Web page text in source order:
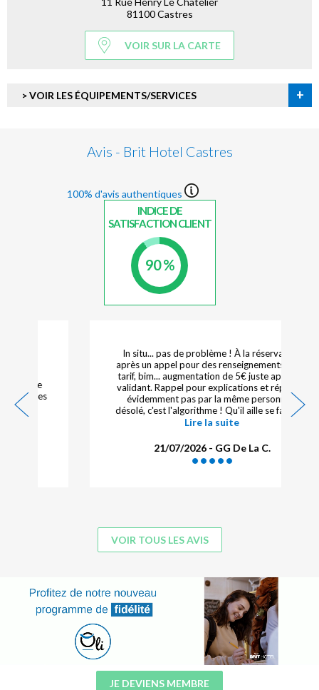
81100 Castres
VOIR SUR LA CARTE
> VOIR LES ÉQUIPEMENTS/SERVICES +
Avis - Brit Hotel Castres
100% d'avis authentiques
INDICE DE
SATISFACTION CLIENT
90 %
In situ... pas de problème ! À la réservation,
après un appel pour des renseignements sur le
tarif, bim... augmentation de 5€ juste après en
validant. Rappel pour explications et réponse,
évidemment pas par la même personne...
désolé, c'est l'algorithme ! Qu'il aille se faire {...}
Lire la suite
21/07/2026 - GG De La C.
VOIR TOUS LES AVIS
JE DEVIENS MEMBRE